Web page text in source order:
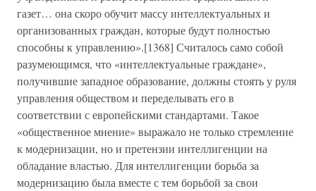
газет… она скоро обучит массу интеллектуальных и
организованных граждан, которые будут полностью
способны к управлению».[1368] Считалось само собой
разумеющимся, что «интеллектуальные граждане»,
получившие западное образование, должны стоять у руля
управления обществом и переделывать его в
соответствии с европейскими стандартами. Такое
«общественное мнение» выражало не только стремление
к модернизации, но и претензии интеллигенции на
обладание властью. Для интеллигенции борьба за
модернизацию была вместе с тем борьбой за свои